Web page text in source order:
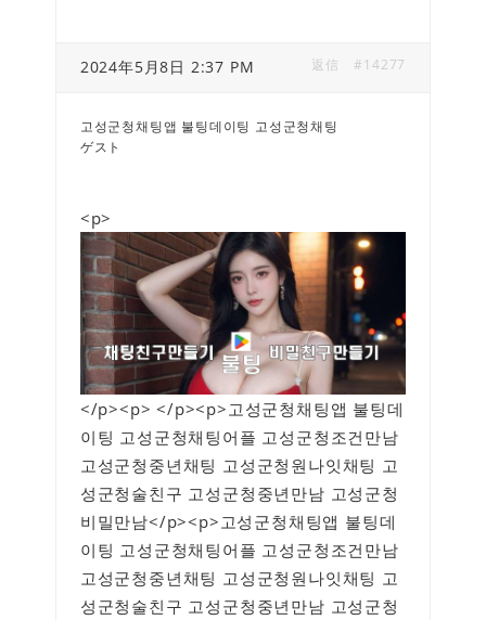
2024年5月8日 2:37 PM #14277
返信
고성군청채팅앱 불팅데이팅 고성군청채팅
ゲスト
<p>
</p><p> </p><p>고성군청채팅앱 불팅데
이팅 고성군청채팅어플 고성군청조건만남
고성군청중년채팅 고성군청원나잇채팅 고
성군청술친구 고성군청중년만남 고성군청
비밀만남</p><p>고성군청채팅앱 불팅데
이팅 고성군청채팅어플 고성군청조건만남
고성군청중년채팅 고성군청원나잇채팅 고
성군청술친구 고성군청중년만남 고성군청